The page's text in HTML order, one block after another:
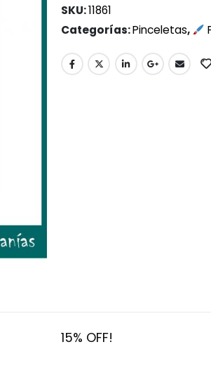
SKU:11861
Categorías:Pinceletas,
15% OFF!